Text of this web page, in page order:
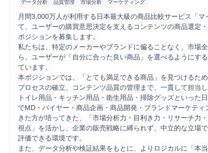
データ分析 品質管理 市場分析 マーケティング
月間3,000万人が利用する日本最大級の商品比較サービス「マ
て、ユーザーの購買意思決定を支えるコンテンツの商品選定
ポジションを募集します。
私たちは、特定のメーカーやブランドに偏ることなく、市場
ら、ユーザーが「自分に合った良い商品」を選べるようにす
ています。
本ポジションでは、「とても満足できる商品」を見つけるた
プロセスの確立、コンテンツ品質の管理まで、一貫して担当し
トイレ用品・キッチン用品・衛生用品・掃除グッズといった
でMD・バイヤー・商品企画・商品開発・ブランドマーケティ
きた方が培ってきた、「市場分析力・目利き力・リサーチ力
視点」を活かし、企業の販売戦略に縛られず、中立的な立場
評価できる環境です。
また、データ分析や検証結果をもとに、よりロジカルに「本